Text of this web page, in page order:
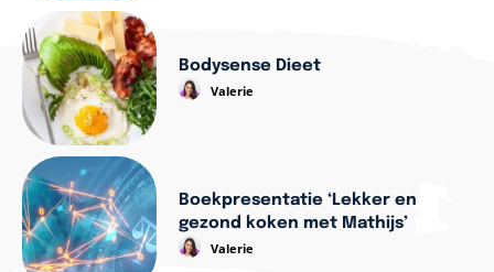
Bodysense Dieet
Valerie
Boekpresentatie ‘Lekker en
gezond koken met Mathijs’
Valerie